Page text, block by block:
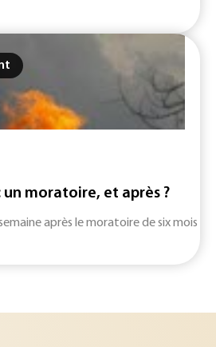
un moratoire, et après ?
après le moratoire de six mois